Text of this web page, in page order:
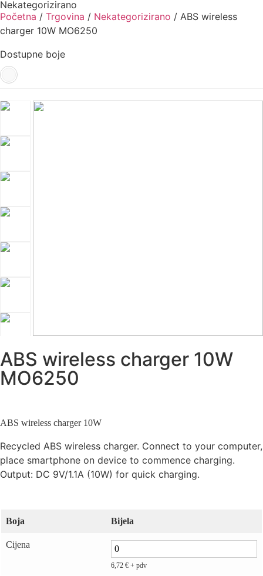
Nekategorizirano
Početna / Trgovina / Nekategorizirano / ABS wireless
charger 10W MO6250
Dostupne boje
ABS wireless charger 10W
MO6250
ABS wireless charger 10W
Recycled ABS wireless charger. Connect to your computer,
place smartphone on device to commence charging.
Output: DC 9V/1.1A (10W) for quick charging.
Boja Bijela
Cijena
6,72 € + pdv